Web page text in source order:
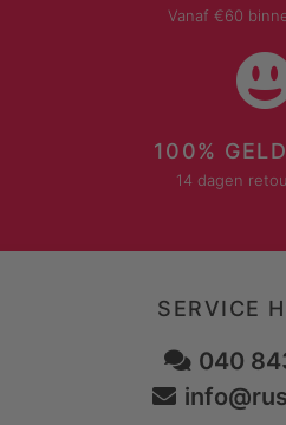
Vanaf €60
100%
14 dagen
SERVICE
040